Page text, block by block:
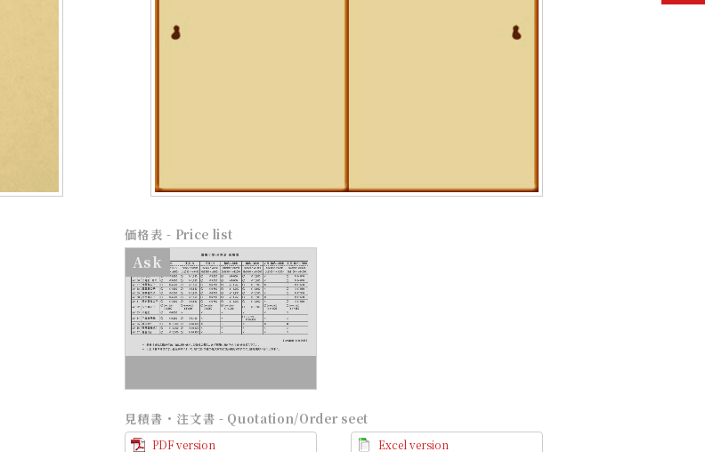
価格表 - Price list
Ask
見積書・注文書 - Quotation/Order seet
PDF version Excel version
お問い